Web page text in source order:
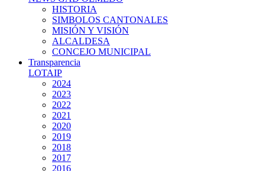
HISTORIA
SIMBOLOS CANTONALES
MISIÓN Y VISIÓN
ALCALDESA
CONCEJO MUNICIPAL
Transparencia
LOTAIP
2024
2023
2022
2021
2020
2019
2018
2017
2016